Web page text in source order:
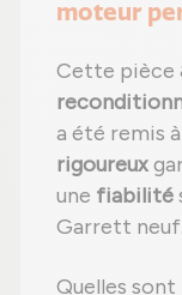
moteur
Cette pièce
a été remis
rigoureux
une fiabilité
Garrett neuf.
Quelles